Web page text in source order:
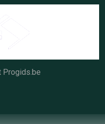
Progids.be